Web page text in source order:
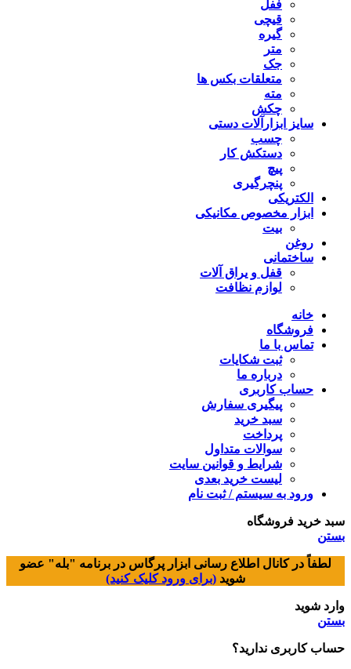
ففل
قیچی
گیره
متر
جک
متعلقات بکس ها
مته
چکش
سایز ابزارآلات دستی
چسب
دستکش کار
پیچ
پنچرگیری
الکتریکی
ابزار مخصوص مکانیکی
بیت
روغن
ساختمانی
قفل و یراق آلات
لوازم نظافت
خانه
فروشگاه
تماس با ما
ثبت شکایات
درباره ما
حساب کاربری
پیگیری سفارش
سبد خرید
پرداخت
سوالات متداول
شرایط و قوانین سایت
لیست خرید بعدی
ورود به سیستم / ثبت نام
سبد خرید فروشگاه
بستن
لطفاً در کانال اطلاع رسانی ابزار پرگاس در برنامه "بله" عضو
شوید (برای ورود کلیک کنید)
وارد شوید
بستن
حساب کاربری ندارید؟